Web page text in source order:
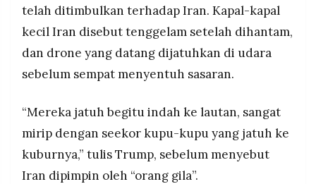
telah ditimbulkan terhadap Iran. Kapal-kapal
kecil Iran disebut tenggelam setelah dihantam,
dan drone yang datang dijatuhkan di udara
sebelum sempat menyentuh sasaran.
“Mereka jatuh begitu indah ke lautan, sangat
mirip dengan seekor kupu-kupu yang jatuh ke
kuburnya,” tulis Trump, sebelum menyebut
Iran dipimpin oleh “orang gila”.